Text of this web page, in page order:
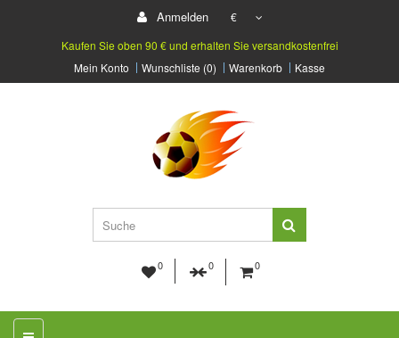
Anmelden
€
Kaufen Sie oben 90 € und erhalten Sie versandkostenfrei
Mein Konto
Wunschliste (0) Warenkorb Kasse
0 0 0